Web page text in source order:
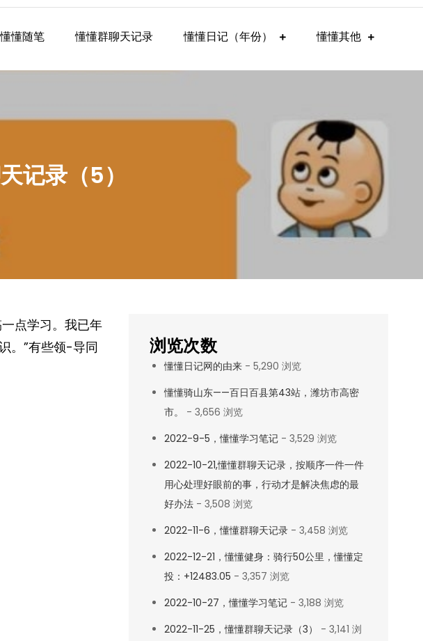
懂懂随笔 懂懂群聊天记录 懂懂日记（年份） 懂懂其他
记录（5）
点学习。我已年
。”有些领-导同
浏览次数
懂懂日记网的由来- 5,290 浏览
懂懂骑山东——百日百县第43站，潍坊市高密
市。
- 3,656 浏览
2022-9-5，懂懂学习笔记- 3,529 浏览
2022-10-21,懂懂群聊天记录，按顺序一件一件
用心处理好眼前的事，行动才是解决焦虑的最
好办法- 3,508 浏览
2022-11-6，懂懂群聊天记录- 3,458 浏览
2022-12-21，懂懂健身：骑行50公里，懂懂定
投：+12483.05 - 3,357 浏览
2022-10-27，懂懂学习笔记- 3,188 浏览
2022-11-25，懂懂群聊天记录（3）
- 3,141 浏